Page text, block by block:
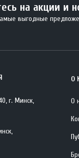
на акции и
выгодные
г. Минск,
О
О